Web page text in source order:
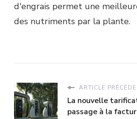
d'engrais permet une
des nutriments par la plante.
ARTICLE
La nouvelle
passage à la